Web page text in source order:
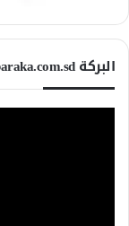
البركة www.albaraka.com.sd